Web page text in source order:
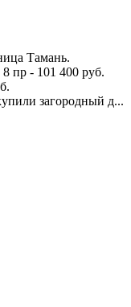
Тамань.
пр - 101 400 руб.
загородный д...